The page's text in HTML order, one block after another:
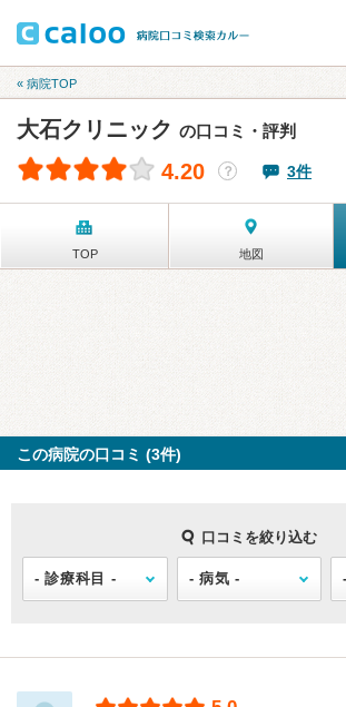
« 病院TOP
大石クリニック の口コミ・評判
4.20 ？ 3件
TOP 地図
この病院の口コミ (3件)
口コミを絞り込む